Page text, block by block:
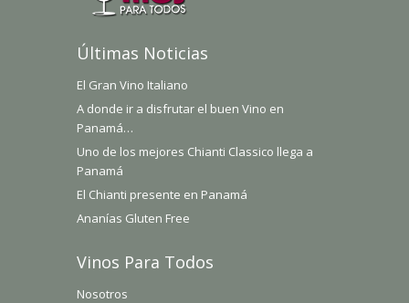
Últimas Noticias
El Gran Vino Italiano
A donde ir a disfrutar el buen Vino en
Panamá…
Uno de los mejores Chianti Classico llega a
Panamá
El Chianti presente en Panamá
Ananías Gluten Free
Vinos Para Todos
Nosotros